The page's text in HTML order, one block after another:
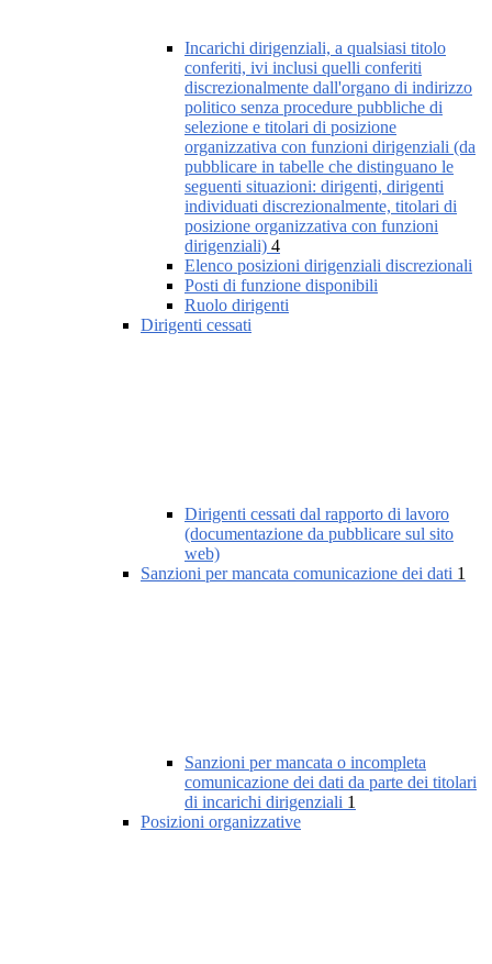
Incarichi dirigenziali, a qualsiasi titolo
conferiti, ivi inclusi quelli conferiti
discrezionalmente dall'organo di indirizzo
politico senza procedure pubbliche di
selezione e titolari di posizione
organizzativa con funzioni dirigenziali (da
pubblicare in tabelle che distinguano le
seguenti situazioni: dirigenti, dirigenti
individuati discrezionalmente, titolari di
posizione organizzativa con funzioni
dirigenziali) 4
Elenco posizioni dirigenziali discrezionali
Posti di funzione disponibili
Ruolo dirigenti
Dirigenti cessati
Dirigenti cessati dal rapporto di lavoro
(documentazione da pubblicare sul sito
web)
Sanzioni per mancata comunicazione dei dati 1
Sanzioni per mancata o incompleta
comunicazione dei dati da parte dei titolari
di incarichi dirigenziali 1
Posizioni organizzative